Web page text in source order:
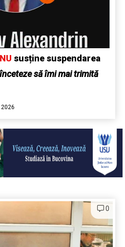
NU susține suspendarea
să îmi mai trimită
0